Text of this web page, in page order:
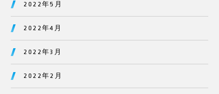
2022年5月
2022年4月
2022年3月
2022年2月